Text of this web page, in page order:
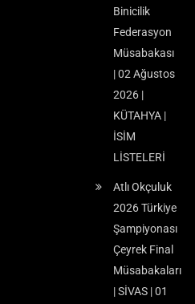
Binicilik
Federasyon
Müsabakası
| 02 Ağustos
2026 |
KÜTAHYA |
İSİM
LİSTELERİ
Atlı Okçuluk
2026 Türkiye
Şampiyonası
Çeyrek Final
Müsabakaları
| SİVAS | 01